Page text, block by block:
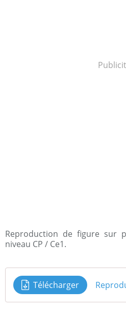
Reproduction de figure sur
niveau CP / Ce1.
Télécharger